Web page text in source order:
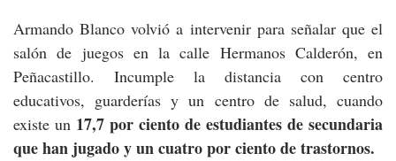
Armando Blanco volvió a intervenir para señalar que el
salón de juegos en la calle Hermanos Calderón, en
Peñacastillo. Incumple la distancia con centro
educativos, guarderías y un centro de salud, cuando
existe un 17,7 por ciento de estudiantes de secundaria
que han jugado y un cuatro por ciento de trastornos.